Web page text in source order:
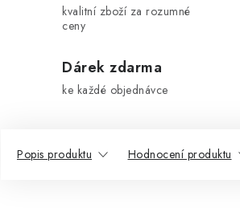
kvalitní zboží za rozumné
ceny
Dárek zdarma
ke každé objednávce
Popis produktu Hodnocení produktu